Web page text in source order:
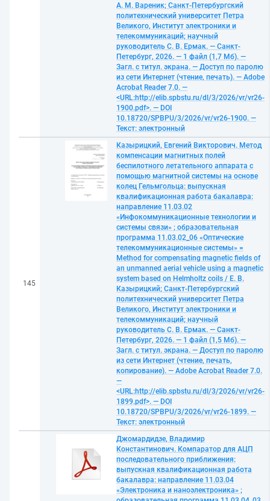
А. М. Вареник; Санкт-Петербургский
политехнический университет Петра
Великого, Институт электроники и
телекоммуникаций; научный
руководитель С. В. Ермак. — Санкт-
Петербург, 2026. — 1 файл (1,7 Мб). —
Загл. с титул. экрана. — Доступ по паролю
из сети Интернет (чтение, печать). — Adobe
Acrobat Reader 7.0. —
<URL:http://elib.spbstu.ru/dl/3/2026/vr/vr26-
1900.pdf>. — DOI
10.18720/SPBPU/3/2026/vr/vr26-1900. —
Текст: электронный
145
Казырицкий, Евгений Викторович. Метод
компенсации магнитных полей
беспилотного летательного аппарата с
помощью магнитной системы на основе
колец Гельмгольца: выпускная
квалификационная работа бакалавра:
направление 11.03.02
«Инфокоммуникационные технологии и
системы связи» ; образовательная
программа 11.03.02_06 «Оптические
телекоммуникационные системы» =
Method for compensating magnetic fields of
an unmanned aerial vehicle using a magnetic
system based on Helmholtz coils / Е. В.
Казырицкий; Санкт-Петербургский
политехнический университет Петра
Великого, Институт электроники и
телекоммуникаций; научный
руководитель С. В. Ермак. — Санкт-
Петербург, 2026. — 1 файл (1,5 Мб). —
Загл. с титул. экрана. — Доступ по паролю
из сети Интернет (чтение, печать,
копирование). — Adobe Acrobat Reader 7.0.
—
<URL:http://elib.spbstu.ru/dl/3/2026/vr/vr26-
1899.pdf>. — DOI
10.18720/SPBPU/3/2026/vr/vr26-1899. —
Текст: электронный
Джомардидзе, Владимир
Константинович. Компаратор для АЦП
последовательного приближения:
выпускная квалификационная работа
бакалавра: направление 11.03.04
«Электроника и наноэлектроника» ;